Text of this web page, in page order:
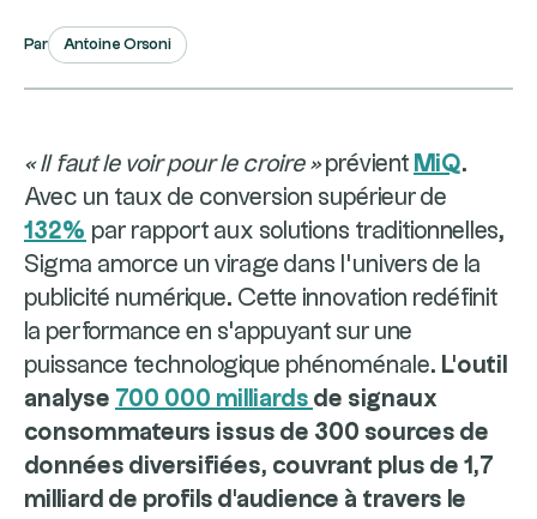
Par Antoine Orsoni
« Il faut le voir pour le croire »prévient MiQ.
Avec un taux de conversion supérieur de
132% par rapport aux solutions traditionnelles,
Sigma amorce un virage dans l’univers de la
publicité numérique. Cette innovation redéfinit
la performance en s'appuyant sur une
puissance technologique phénoménale. L'outil
analyse 700 000 milliards de signaux
consommateurs issus de 300 sources de
données diversifiées, couvrant plus de 1,7
milliard de profils d'audience à travers le